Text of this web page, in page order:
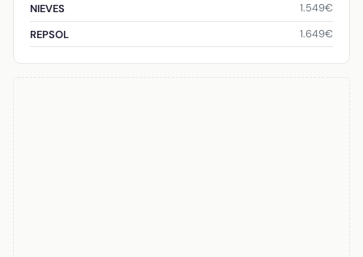
NIEVES
1.549€
REPSOL
1.649€